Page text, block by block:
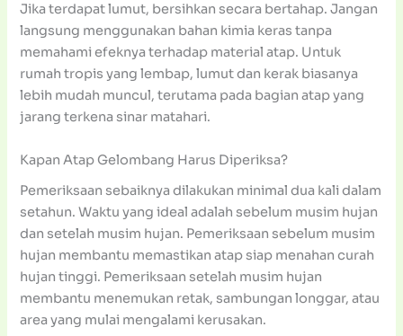
Jika terdapat lumut, bersihkan secara bertahap. Jangan
langsung menggunakan bahan kimia keras tanpa
memahami efeknya terhadap material atap. Untuk
rumah tropis yang lembap, lumut dan kerak biasanya
lebih mudah muncul, terutama pada bagian atap yang
jarang terkena sinar matahari.
Kapan Atap Gelombang Harus Diperiksa?
Pemeriksaan sebaiknya dilakukan minimal dua kali dalam
setahun. Waktu yang ideal adalah sebelum musim hujan
dan setelah musim hujan. Pemeriksaan sebelum musim
hujan membantu memastikan atap siap menahan curah
hujan tinggi. Pemeriksaan setelah musim hujan
membantu menemukan retak, sambungan longgar, atau
area yang mulai mengalami kerusakan.